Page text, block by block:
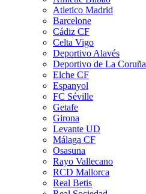
Atletico Madrid
Barcelone
Cádiz CF
Celta Vigo
Deportivo Alavés
Deportivo de La Coruña
Elche CF
Espanyol
FC Séville
Getafe
Girona
Levante UD
Málaga CF
Osasuna
Rayo Vallecano
RCD Mallorca
Real Betis